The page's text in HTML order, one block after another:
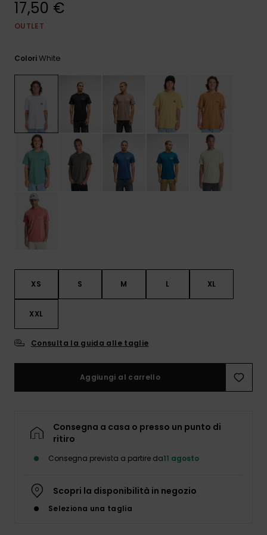
17,50 €
OUTLET
ColoriWhite
XS S M L XL
XXL
Consulta la guida alle taglie
Aggiungi al carrello
Consegna a casa o presso un punto di
ritiro
Consegna prevista a partire da11 agosto
Scopri la disponibilità in negozio
Seleziona una taglia